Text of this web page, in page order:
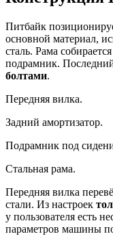
Питбайк
основной материал,
сталь. Рама
подрамник.
болтами.
Передняя вилка.
Задний амортизатор.
Подрамник под
Стальная рама.
Передняя вилка
стали. Из настроек
у пользователя есть
параметров машины